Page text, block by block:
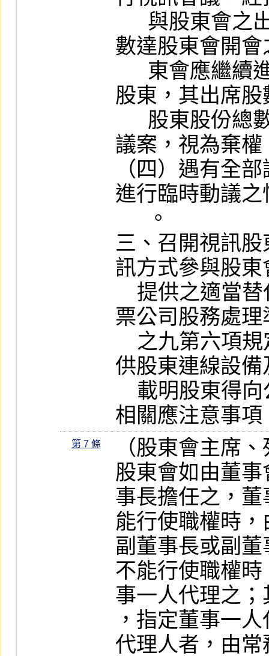
數達股東會開
股東，其出席
議案，視為棄權
（四）遇有全
進行臨時動議
三、召開視訊
訊方式參與股
票公司股務處
供股東連線設
相關應注意事項
第 7 條
（股東會主席
股東會如由董
事長擔任之，
能行使職權時
副董事長或副
不能行使職權
事一人代理之
，指定董事一
代理人者，由